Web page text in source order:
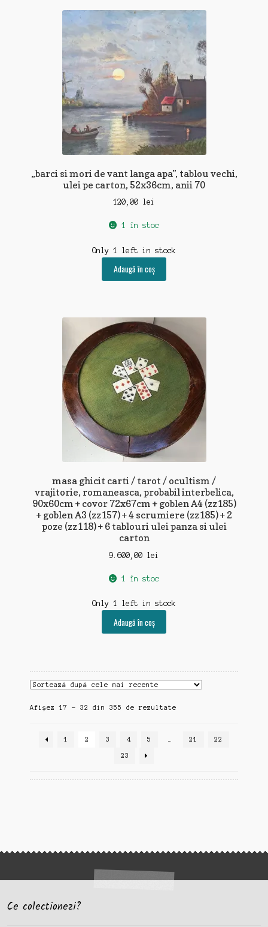
„barci si mori de vant langa apa”, tablou vechi,
ulei pe carton, 52x36cm, anii 70
120,00 lei
1 în stoc
Only 1 left in stock
Adaugă în coș
masa ghicit carti / tarot / ocultism /
vrajitorie, romaneasca, probabil interbelica,
90x60cm + covor 72x67cm + goblen A4 (zz185)
+ goblen A3 (zz157) + 4 scrumiere (zz185) + 2
poze (zz118) + 6 tablouri ulei panza si ulei
carton
9.600,00 lei
1 în stoc
Only 1 left in stock
Adaugă în coș
Afișez 17 - 32 din 355 de rezultateSortat
1 2 3 4 5 21 22
23
Ce colectionezi?